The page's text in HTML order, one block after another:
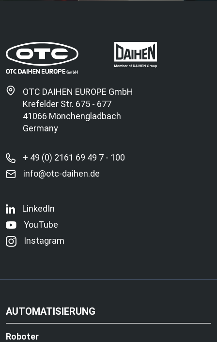
OTC DAIHEN EUROPE GmbH
Krefelder Str. 675 - 677
41066 Mönchengladbach
Germany
+ 49 (0) 2161 69 49 7 - 100
info@otc-daihen.de
LinkedIn
YouTube
Instagram
AUTOMATISIERUNG
Roboter